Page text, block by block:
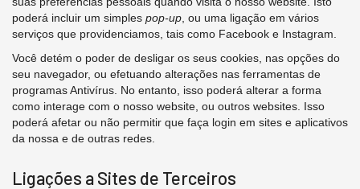
poderá incluir um simples pop-up , ou uma ligação em vários
serviços que providenciamos, tais como Facebook e Instagram.
Você detém o poder de desligar os seus cookies, nas opções do
seu navegador, ou efetuando alterações nas ferramentas de
programas Antivírus. No entanto, isso poderá alterar a forma
como interage com o nosso website, ou outros websites. Isso
poderá afetar ou não permitir que faça login em sites e aplicativos
da nossa e de outras redes.
Ligações a Sites de Terceiros